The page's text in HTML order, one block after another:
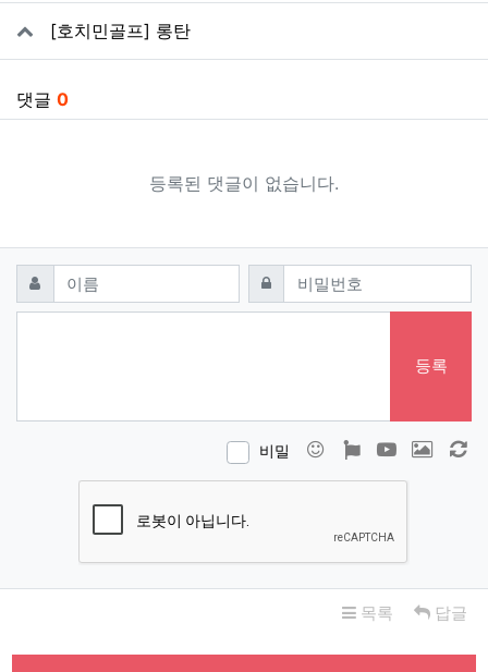
관련자료
[호치민골프] 롱탄
댓글 0
등록된 댓글이 없습니다.
댓글쓰기
이름 필수 비밀번호필수
등록
비밀 이모티콘폰트어썸
동영상 이미지
목록 답글